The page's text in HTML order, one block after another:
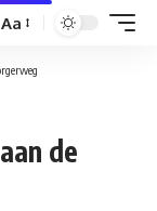
Font
Aa
de